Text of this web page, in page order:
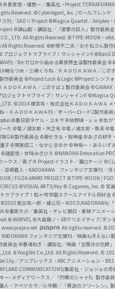
©貴家悠・橘賢一／集英社・Project
Reserved. ©CyberAgent, Inc. /ガールフレンド
ス刊／SAOⅡ Project ©Magica Quartet／Aniplex
©諫山創・講談社／「進撃の巨人」製作委員会
LTD. All Rights Reserved. ©TYPE-MOON・
All Rights Reserved. ©赤塚不二夫／おそ松さん製作
プロジェクトラブライブ！サンシャイン!! ©BanG
刊／Re:ゼロから始める異世界生活製作委員会
暁なつめ・三嶋くろね／ＫＡＤＯＫＡＷＡ／この
作委員会 ©Project Luck & Logic ©Project シンフォ
ＤＯＫＡＷＡ／このすば２製作委員会 ©GAINAX
ジェクトラブライブ！サンシャイン!! ©Magica
LTD. ©2014 榎宮祐・株式会社ＫＡＤＯＫＡＷＡ
・ＫＡＤＯＫＡＷＡ刊／オーバーロード2製作委員
©春日部タケル・ユキヲ ©枯野瑛・ｕｅ ©気が
ーた ©竜ノ湖太郎・天之有 ©竜ノ湖太郎・焦茶 ©竜
険GW製作委員会 ©葵せきな・狗神煌 ©あざの耕平
子 ©賀東招二・なかじまゆか ©神坂一・あらいず
©諸星悠・甘味みきひろ ©NANOHA Detonation
クス／青ブタ Project イラスト／溝口ケージ
崎暮人・KADOKAWA ファンタジア文庫刊／冴
/ FGO6 ANIME PROJECT ©TYPE-MOON /
©VISUAL ARTS/Key © Cygames, Inc. © 宮
ラブライブ！虹ヶ咲学園スクールアイドル同好会
©2020 東出祐一郎・橘公司・NOCO/KADOKAWA/
©葦原大介／集英社・テレビ朝日・東映アニメー
© MARVEL ©大森藤ノ・SBクリエイティブ/ダン
www.piapro.net All rights reserved.
ファンタジア文庫刊／映画も冴えない
委員会 ©春場ねぎ・講談社／映画「五等分の花嫁」
& YongShi Co.,Ltd. All Rights Reserved. ©
Lily／アニプレックス・ABCアニメーション・
LAND COMMUNICATIONS/集英社・ジョジョの
ー･メディアワークス／『灼眼のシャナF』製作委
人・アベツカサ／小学館／「葬送のフリーレン」